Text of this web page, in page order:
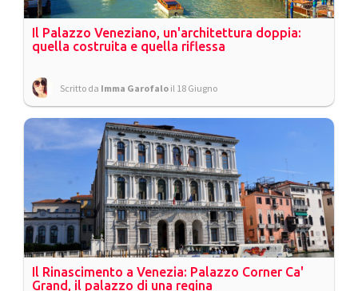
Il Palazzo Veneziano, un'architettura doppia:
quella costruita e quella riflessa
Scritto da Imma Garofalo il 18 Giugno
Il Rinascimento a Venezia: Palazzo Corner Ca'
Grand, il palazzo di una regina